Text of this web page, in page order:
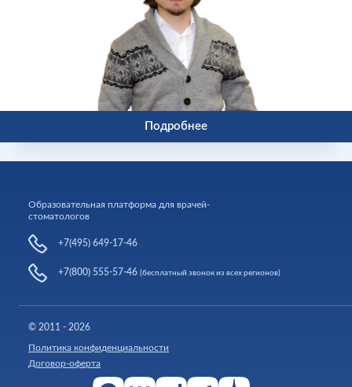
Подробнее
Образовательная платформа для врачей-
стоматологов
+7(495) 649-17-46
+7(800) 555-57-46 (бесплатный звонок из всех регионов)
© 2011 - 2026
Политика конфиденциальности
Договор-оферта